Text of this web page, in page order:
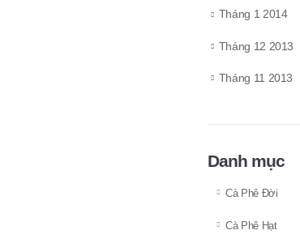
Tháng 1 2014
Tháng 12 2013
Tháng 11 2013
Danh mục
Cà Phê Đời
Cà Phê Hạt